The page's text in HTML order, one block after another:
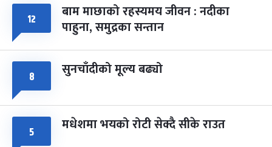
८ फागुपूर्णिमा
चैत्र ८, २०८३-Mar 22, 2027
७ महिना बाँकी
१२ बाम माछाको रहस्यमय जीवन : नदीका
पाहुना, समुद्रका सन्तान
८ सुनचाँदीको मूल्य बढ्यो
५ मधेशमा भयको रोटी सेक्दै सीके राउत